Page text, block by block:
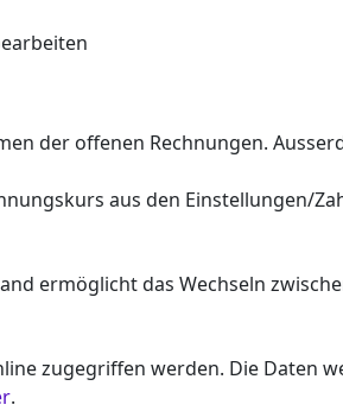
der offenen Rechnungen.
aus den Einstellungen/
ermöglicht das Wechseln
zugegriffen werden. Die Daten
.